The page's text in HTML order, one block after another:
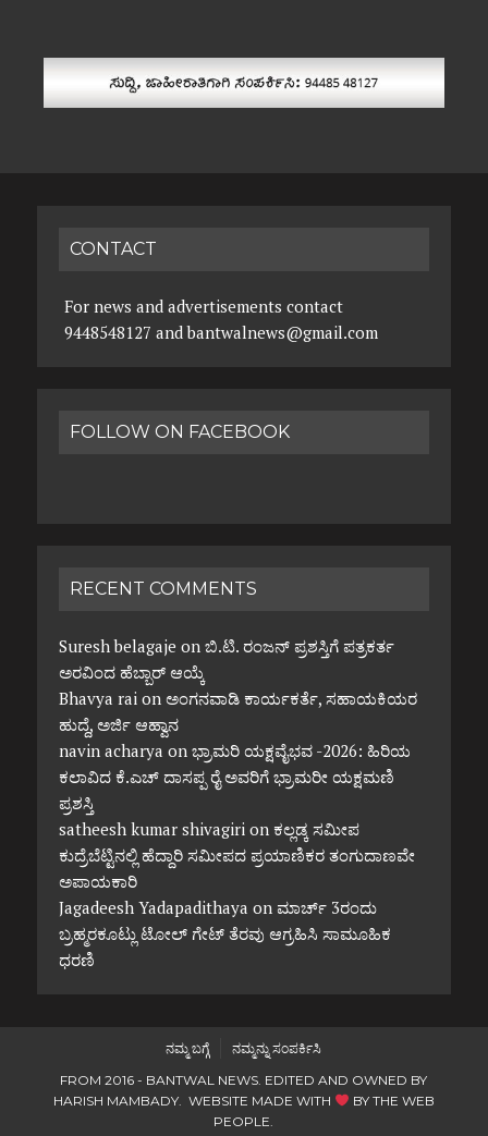
CONTACT
For news and advertisements contact
9448548127 and bantwalnews@gmail.com
FOLLOW ON FACEBOOK
RECENT COMMENTS
Suresh belagaje on ಬಿ.ಟಿ. ರಂಜನ್ ಪ್ರಶಸ್ತಿಗೆ ಪತ್ರಕರ್ತ
ಅರವಿಂದ ಹೆಬ್ಬಾರ್ ಆಯ್ಕೆ
Bhavya raion ಅಂಗನವಾಡಿ ಕಾರ್ಯಕರ್ತೆ, ಸಹಾಯಕಿಯರ
ಹುದ್ದೆ, ಅರ್ಜಿ ಆಹ್ವಾನ
navin acharya on ಭ್ರಾಮರಿ ಯಕ್ಷವೈಭವ -2026: ಹಿರಿಯ
ಕಲಾವಿದ ಕೆ.ಎಚ್ ದಾಸಪ್ಪ ರೈ ಅವರಿಗೆ ಭ್ರಾಮರೀ ಯಕ್ಷಮಣಿ
ಪ್ರಶಸ್ತಿ
satheesh kumar shivagirion ಕಲ್ಲಡ್ಕ ಸಮೀಪ
ಕುದ್ರೆಬೆಟ್ಟಿನಲ್ಲಿ ಹೆದ್ದಾರಿ ಸಮೀಪದ ಪ್ರಯಾಣಿಕರ ತಂಗುದಾಣವೇ
ಅಪಾಯಕಾರಿ
Jagadeesh Yadapadithaya on ಮಾರ್ಚ್ 3ರಂದು
ಬ್ರಹ್ಮರಕೂಟ್ಲು ಟೋಲ್ ಗೇಟ್ ತೆರವು ಆಗ್ರಹಿಸಿ ಸಾಮೂಹಿಕ
ಧರಣಿ
ನಮ್ಮ ಬಗ್ಗೆ
ನಮ್ಮನ್ನು ಸಂಪರ್ಕಿಸಿ
FROM 2016 - BANTWAL NEWS. EDITED AND OWNED BY
HARISH MAMBADY. WEBSITE MADE WITH
BY THE WEB
PEOPLE